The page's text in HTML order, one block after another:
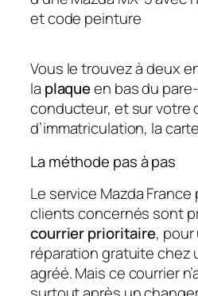
Vous le trouvez à deux
la plaqueen bas du
conducteur, et sur votre
d’immatriculation, la
La méthode pas à pas
Le service Mazda
clients concernés sont
courrier prioritaire,
réparation gratuite chez
agréé. Mais ce courrier